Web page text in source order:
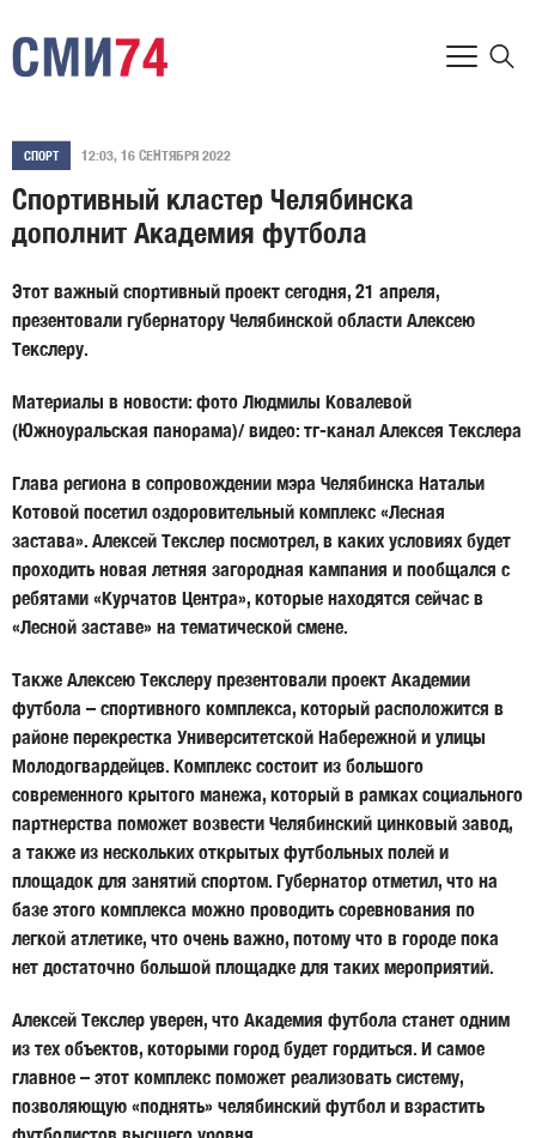
СПОРТ 12:03, 16 СЕНТЯБРЯ 2022
Спортивный кластер Челябинска
дополнит Академия футбола
Этот важный спортивный проект сегодня, 21 апреля,
презентовали губернатору Челябинской области Алексею
Текслеру.
Материалы в новости: фото Людмилы Ковалевой
(Южноуральская панорама)/ видео: тг-канал Алексея Текслера
Глава региона в сопровождении мэра Челябинска Натальи
Котовой посетил оздоровительный комплекс «Лесная
застава». Алексей Текслер посмотрел, в каких условиях будет
проходить новая летняя загородная кампания и пообщался с
ребятами «Курчатов Центра», которые находятся сейчас в
«Лесной заставе» на тематической смене.
Также Алексею Текслеру презентовали проект Академии
футбола – спортивного комплекса, который расположится в
районе перекрестка Университетской Набережной и улицы
Молодогвардейцев. Комплекс состоит из большого
современного крытого манежа, который в рамках социального
партнерства поможет возвести Челябинский цинковый завод,
а также из нескольких открытых футбольных полей и
площадок для занятий спортом. Губернатор отметил, что на
базе этого комплекса можно проводить соревнования по
легкой атлетике, что очень важно, потому что в городе пока
нет достаточно большой площадке для таких мероприятий.
Алексей Текслер уверен, что Академия футбола станет одним
из тех объектов, которыми город будет гордиться. И самое
главное – этот комплекс поможет реализовать систему,
позволяющую «поднять» челябинский футбол и взрастить